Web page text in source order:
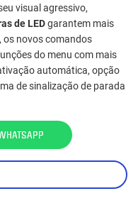
visual agressivo,
de LEDgarantem mais
os novos comandos
do menu com mais
automática, opção
de sinalização de parada